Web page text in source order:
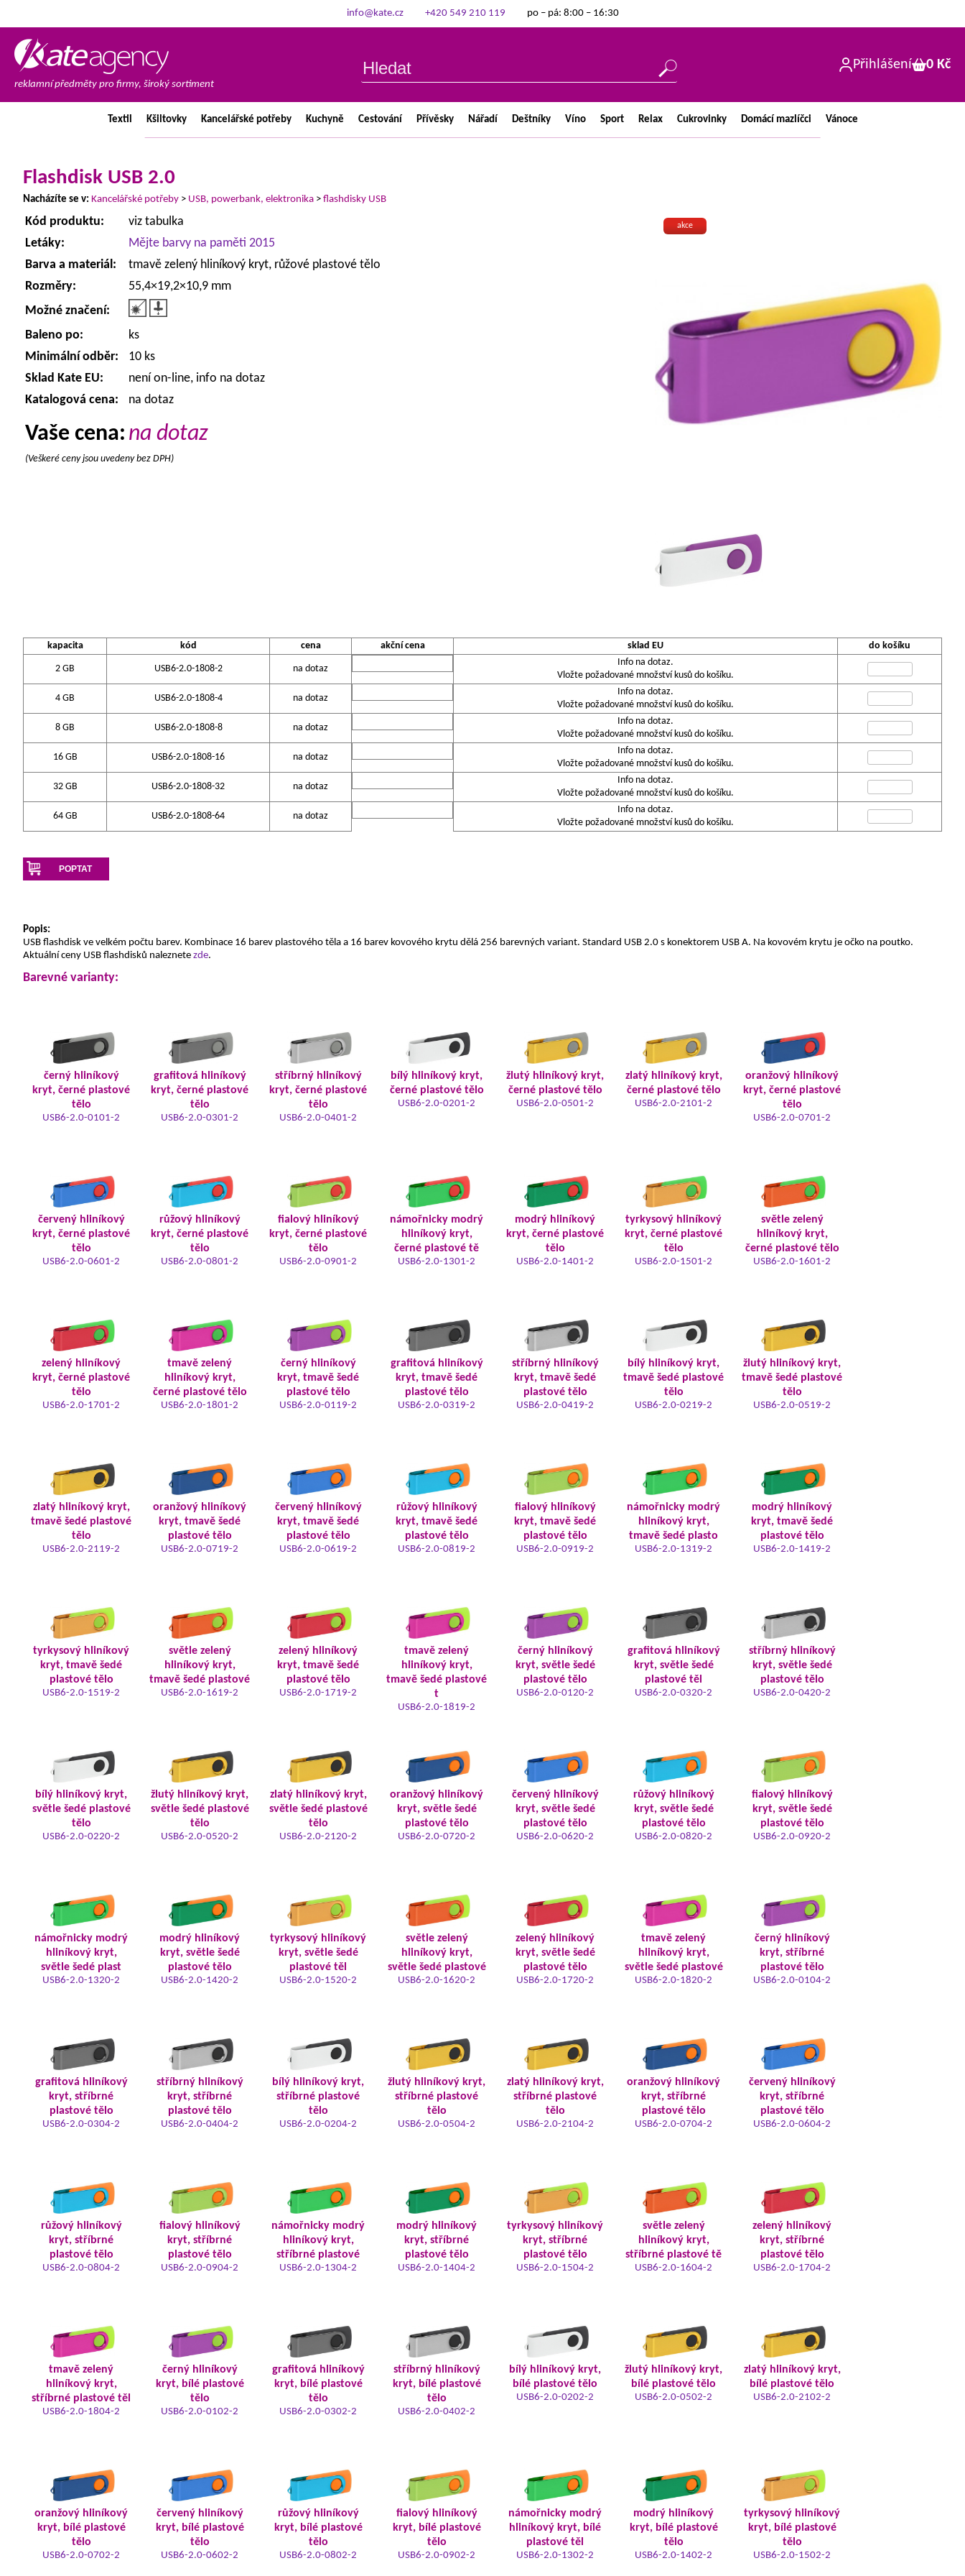
info@kate.cz +420 549 210 119 po – pá: 8:00 – 16:30
reklamní předměty pro firmy, široký sortiment
Přihlášení 0 Kč
Textil Kšiltovky Kancelářské potřeby Kuchyně Cestování Přívěsky Nářadí Deštníky Víno Sport Relax Cukrovinky Domácí mazlíčci Vánoce
Flashdisk USB 2.0
Nacházíte se v: Kancelářské potřeby > USB, powerbank, elektronika > flashdisky USB
akce
Kód produktu:
viz tabulka
Letáky:
Mějte barvy na paměti 2015
Barva a materiál:
tmavě zelený hliníkový kryt, růžové plastové tělo
Rozměry:
55,4×19,2×10,9 mm
Možné značení:
Baleno po:
ks
Minimální odběr:
10 ks
Sklad Kate EU:
není on-line, info na dotaz
Katalogová cena:
na dotaz
Vaše cena: na dotaz
(Veškeré ceny jsou uvedeny bez DPH)
kapacita kód cena akční cena sklad EU do košíku
2 GB USB6-2.0-1808-2 na dotaz
Info na dotaz.
Vložte požadované množství kusů do košíku.
4 GB USB6-2.0-1808-4 na dotaz
Info na dotaz.
Vložte požadované množství kusů do košíku.
8 GB USB6-2.0-1808-8 na dotaz
Info na dotaz.
Vložte požadované množství kusů do košíku.
16 GB USB6-2.0-1808-16 na dotaz
Info na dotaz.
Vložte požadované množství kusů do košíku.
32 GB USB6-2.0-1808-32 na dotaz
Info na dotaz.
Vložte požadované množství kusů do košíku.
64 GB USB6-2.0-1808-64 na dotaz
Info na dotaz.
Vložte požadované množství kusů do košíku.
POPTAT
Popis:
USB flashdisk ve velkém počtu barev. Kombinace 16 barev plastového těla a 16 barev kovového krytu dělá 256 barevných variant. Standard USB 2.0 s konektorem USB A. Na kovovém krytu je očko na poutko.
Aktuální ceny USB flashdisků naleznete zde.
Barevné varianty:
černý hliníkový
kryt, černé plastové
tělo
USB6-2.0-0101-2
grafitová hliníkový
kryt, černé plastové
tělo
USB6-2.0-0301-2
stříbrný hliníkový
kryt, černé plastové
tělo
USB6-2.0-0401-2
bílý hliníkový kryt,
černé plastové tělo
USB6-2.0-0201-2
žlutý hliníkový kryt,
černé plastové tělo
USB6-2.0-0501-2
zlatý hliníkový kryt,
černé plastové tělo
USB6-2.0-2101-2
oranžový hliníkový
kryt, černé plastové
tělo
USB6-2.0-0701-2
červený hliníkový
kryt, černé plastové
tělo
USB6-2.0-0601-2
růžový hliníkový
kryt, černé plastové
tělo
USB6-2.0-0801-2
fialový hliníkový
kryt, černé plastové
tělo
USB6-2.0-0901-2
námořnicky modrý
hliníkový kryt,
černé plastové tě
USB6-2.0-1301-2
modrý hliníkový
kryt, černé plastové
tělo
USB6-2.0-1401-2
tyrkysový hliníkový
kryt, černé plastové
tělo
USB6-2.0-1501-2
světle zelený
hliníkový kryt,
černé plastové tělo
USB6-2.0-1601-2
zelený hliníkový
kryt, černé plastové
tělo
USB6-2.0-1701-2
tmavě zelený
hliníkový kryt,
černé plastové tělo
USB6-2.0-1801-2
černý hliníkový
kryt, tmavě šedé
plastové tělo
USB6-2.0-0119-2
grafitová hliníkový
kryt, tmavě šedé
plastové tělo
USB6-2.0-0319-2
stříbrný hliníkový
kryt, tmavě šedé
plastové tělo
USB6-2.0-0419-2
bílý hliníkový kryt,
tmavě šedé plastové
tělo
USB6-2.0-0219-2
žlutý hliníkový kryt,
tmavě šedé plastové
tělo
USB6-2.0-0519-2
zlatý hliníkový kryt,
tmavě šedé plastové
tělo
USB6-2.0-2119-2
oranžový hliníkový
kryt, tmavě šedé
plastové tělo
USB6-2.0-0719-2
červený hliníkový
kryt, tmavě šedé
plastové tělo
USB6-2.0-0619-2
růžový hliníkový
kryt, tmavě šedé
plastové tělo
USB6-2.0-0819-2
fialový hliníkový
kryt, tmavě šedé
plastové tělo
USB6-2.0-0919-2
námořnicky modrý
hliníkový kryt,
tmavě šedé plasto
USB6-2.0-1319-2
modrý hliníkový
kryt, tmavě šedé
plastové tělo
USB6-2.0-1419-2
tyrkysový hliníkový
kryt, tmavě šedé
plastové tělo
USB6-2.0-1519-2
světle zelený
hliníkový kryt,
tmavě šedé plastové
USB6-2.0-1619-2
zelený hliníkový
kryt, tmavě šedé
plastové tělo
USB6-2.0-1719-2
tmavě zelený
hliníkový kryt,
tmavě šedé plastové
t
USB6-2.0-1819-2
černý hliníkový
kryt, světle šedé
plastové tělo
USB6-2.0-0120-2
grafitová hliníkový
kryt, světle šedé
plastové těl
USB6-2.0-0320-2
stříbrný hliníkový
kryt, světle šedé
plastové tělo
USB6-2.0-0420-2
bílý hliníkový kryt,
světle šedé plastové
tělo
USB6-2.0-0220-2
žlutý hliníkový kryt,
světle šedé plastové
tělo
USB6-2.0-0520-2
zlatý hliníkový kryt,
světle šedé plastové
tělo
USB6-2.0-2120-2
oranžový hliníkový
kryt, světle šedé
plastové tělo
USB6-2.0-0720-2
červený hliníkový
kryt, světle šedé
plastové tělo
USB6-2.0-0620-2
růžový hliníkový
kryt, světle šedé
plastové tělo
USB6-2.0-0820-2
fialový hliníkový
kryt, světle šedé
plastové tělo
USB6-2.0-0920-2
námořnicky modrý
hliníkový kryt,
světle šedé plast
USB6-2.0-1320-2
modrý hliníkový
kryt, světle šedé
plastové tělo
USB6-2.0-1420-2
tyrkysový hliníkový
kryt, světle šedé
plastové těl
USB6-2.0-1520-2
světle zelený
hliníkový kryt,
světle šedé plastové
USB6-2.0-1620-2
zelený hliníkový
kryt, světle šedé
plastové tělo
USB6-2.0-1720-2
tmavě zelený
hliníkový kryt,
světle šedé plastové
USB6-2.0-1820-2
černý hliníkový
kryt, stříbrné
plastové tělo
USB6-2.0-0104-2
grafitová hliníkový
kryt, stříbrné
plastové tělo
USB6-2.0-0304-2
stříbrný hliníkový
kryt, stříbrné
plastové tělo
USB6-2.0-0404-2
bílý hliníkový kryt,
stříbrné plastové
tělo
USB6-2.0-0204-2
žlutý hliníkový kryt,
stříbrné plastové
tělo
USB6-2.0-0504-2
zlatý hliníkový kryt,
stříbrné plastové
tělo
USB6-2.0-2104-2
oranžový hliníkový
kryt, stříbrné
plastové tělo
USB6-2.0-0704-2
červený hliníkový
kryt, stříbrné
plastové tělo
USB6-2.0-0604-2
růžový hliníkový
kryt, stříbrné
plastové tělo
USB6-2.0-0804-2
fialový hliníkový
kryt, stříbrné
plastové tělo
USB6-2.0-0904-2
námořnicky modrý
hliníkový kryt,
stříbrné plastové
USB6-2.0-1304-2
modrý hliníkový
kryt, stříbrné
plastové tělo
USB6-2.0-1404-2
tyrkysový hliníkový
kryt, stříbrné
plastové tělo
USB6-2.0-1504-2
světle zelený
hliníkový kryt,
stříbrné plastové tě
USB6-2.0-1604-2
zelený hliníkový
kryt, stříbrné
plastové tělo
USB6-2.0-1704-2
tmavě zelený
hliníkový kryt,
stříbrné plastové těl
USB6-2.0-1804-2
černý hliníkový
kryt, bílé plastové
tělo
USB6-2.0-0102-2
grafitová hliníkový
kryt, bílé plastové
tělo
USB6-2.0-0302-2
stříbrný hliníkový
kryt, bílé plastové
tělo
USB6-2.0-0402-2
bílý hliníkový kryt,
bílé plastové tělo
USB6-2.0-0202-2
žlutý hliníkový kryt,
bílé plastové tělo
USB6-2.0-0502-2
zlatý hliníkový kryt,
bílé plastové tělo
USB6-2.0-2102-2
oranžový hliníkový
kryt, bílé plastové
tělo
USB6-2.0-0702-2
červený hliníkový
kryt, bílé plastové
tělo
USB6-2.0-0602-2
růžový hliníkový
kryt, bílé plastové
tělo
USB6-2.0-0802-2
fialový hliníkový
kryt, bílé plastové
tělo
USB6-2.0-0902-2
námořnicky modrý
hliníkový kryt, bílé
plastové těl
USB6-2.0-1302-2
modrý hliníkový
kryt, bílé plastové
tělo
USB6-2.0-1402-2
tyrkysový hliníkový
kryt, bílé plastové
tělo
USB6-2.0-1502-2